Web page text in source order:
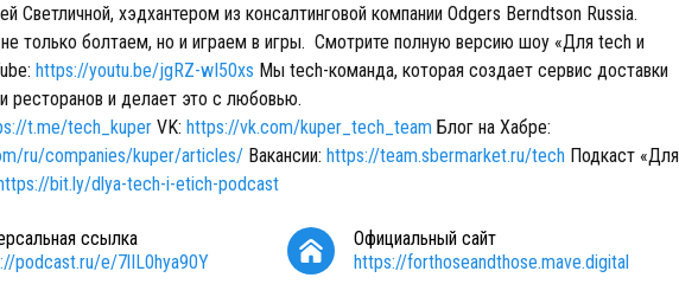
Светличной, хэдхантером из консалтинговой компании Odgers Berndtson Russia.
только болтаем, но и играем в игры. Смотрите полную версию шоу «Для tech и
https://youtu.be/jgRZ-wI50xs Мы tech-команда, которая создает сервис доставки
ресторанов и делает это с любовью.
t.me/tech_kuper VK: https://vk.com/kuper_tech_team Блог на Хабре:
ru/companies/kuper/articles/ Вакансии: https://team.sbermarket.ru/tech Подкаст «Для
bit.ly/dlya-tech-i-etich-podcast
ссылка
podcast.ru/e/7lIL0hya90Y
Официальный сайт
https://forthoseandthose.mave.digital